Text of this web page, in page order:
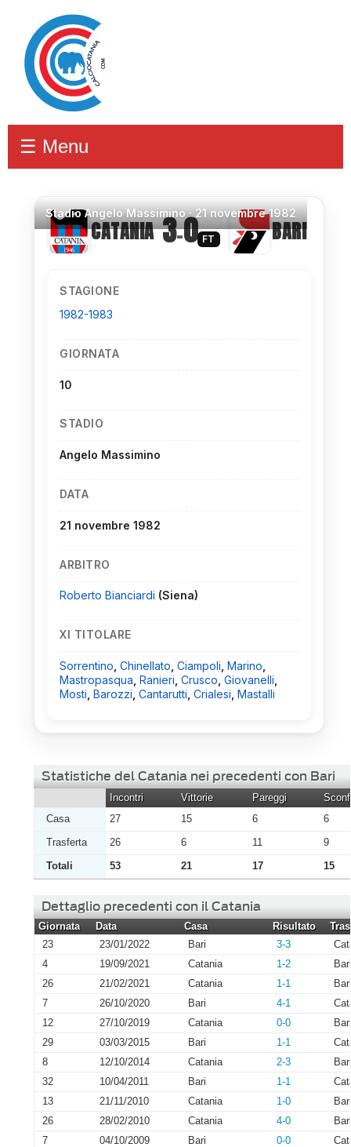
☰ Menu
StadioAngelo Massimino ·21 novembre 1982
CATANIA 3–0 FT BARI
STAGIONE
1982-1983
GIORNATA
10
STADIO
Angelo Massimino
DATA
21 novembre 1982
ARBITRO
Roberto Bianciardi (Siena)
XI TITOLARE
Sorrentino Chinellato Ciampoli Marino
Mastropasqua Ranieri Crusco Giovanelli
Mosti Barozzi Cantarutti Crialesi Mastalli
Statistiche del Catania nei precedenti con Bari
Incontri Vittorie Pareggi
Casa
27 15 6
6
Trasferta
26 6 11
9
Totali
53 21 17 15
Dettaglio precedenti con il Catania
Giornata Data Casa Risultato
23
23/01/2022 Bari 3-3
4
19/09/2021 Catania 1-2
Bari
26
21/02/2021 Catania 1-1
Bari
7
26/10/2020 Bari 4-1
12
27/10/2019 Catania 0-0
Bari
29
03/03/2015 Bari 1-1
8
12/10/2014 Catania 2-3
Bari
32
10/04/2011 Bari 1-1
13
21/11/2010 Catania 1-0
Bari
26
28/02/2010 Catania 4-0
Bari
7
04/10/2009 Bari 0-0